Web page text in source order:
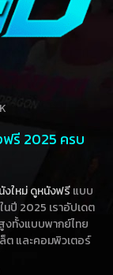
รี 2025 ครบ
งใหม่ดูหนังฟรีแบบ
ปี 2025 เราอัปเดต
ทั้งแบบพากย์ไทย
ต และคอมพิวเตอร์